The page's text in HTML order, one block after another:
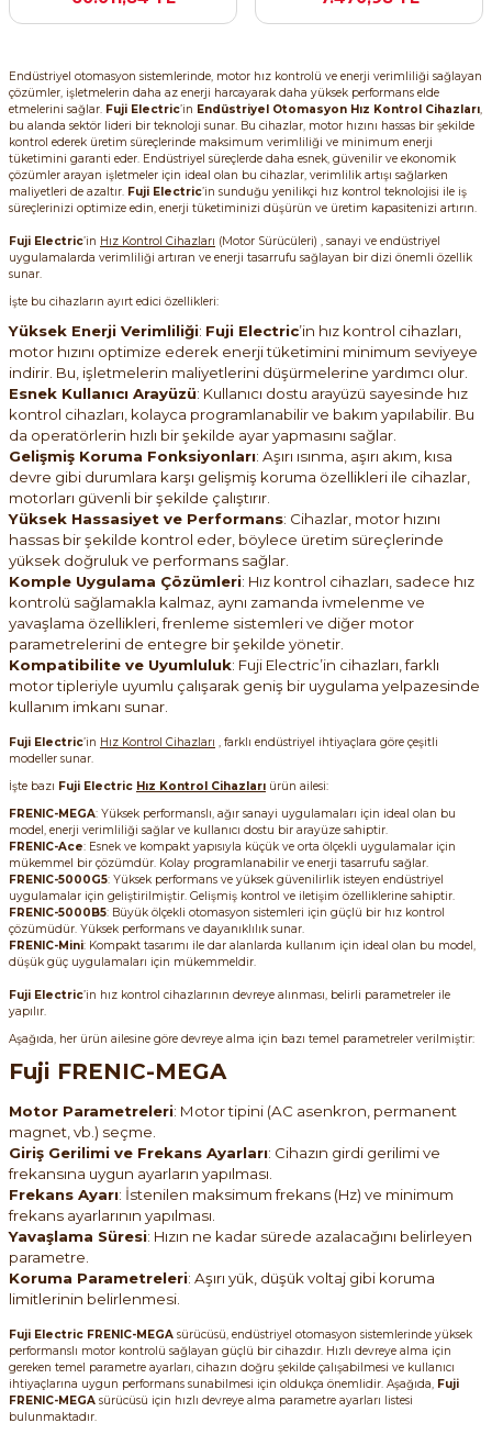
Şalterleri
Yol Vericiler
Pako Şalterler
SIMATIC SAFETY
SIMATIC TIA PORTAL HMI Yazılımları
SIMATIC Yazılım Paketleri
SIMOTION Hareket Kontrol Üniteleri
SIRIUS SAFETY
Endüstriyel otomasyon sistemlerinde, motor hız kontrolü ve enerji verimliliği sağlayan
çözümler, işletmelerin daha az enerji harcayarak daha yüksek performans elde
etmelerini sağlar. Fuji Electric’in Endüstriyel Otomasyon Hız Kontrol Cihazları,
bu alanda sektör lideri bir teknoloji sunar. Bu cihazlar, motor hızını hassas bir şekilde
kontrol ederek üretim süreçlerinde maksimum verimliliği ve minimum enerji
tüketimini garanti eder. Endüstriyel süreçlerde daha esnek, güvenilir ve ekonomik
çözümler arayan işletmeler için ideal olan bu cihazlar, verimlilik artışı sağlarken
maliyetleri de azaltır. Fuji Electric’in sunduğu yenilikçi hız kontrol teknolojisi ile iş
süreçlerinizi optimize edin, enerji tüketiminizi düşürün ve üretim kapasitenizi artırın.
Fuji Electric’in Hız Kontrol Cihazları (Motor Sürücüleri) , sanayi ve endüstriyel
uygulamalarda verimliliği artıran ve enerji tasarrufu sağlayan bir dizi önemli özellik
sunar.
İşte bu cihazların ayırt edici özellikleri:
Yüksek Enerji Verimliliği: Fuji Electric’in hız kontrol cihazları,
motor hızını optimize ederek enerji tüketimini minimum seviyeye
indirir. Bu, işletmelerin maliyetlerini düşürmelerine yardımcı olur.
Esnek Kullanıcı Arayüzü: Kullanıcı dostu arayüzü sayesinde hız
kontrol cihazları, kolayca programlanabilir ve bakım yapılabilir. Bu
da operatörlerin hızlı bir şekilde ayar yapmasını sağlar.
Gelişmiş Koruma Fonksiyonları: Aşırı ısınma, aşırı akım, kısa
devre gibi durumlara karşı gelişmiş koruma özellikleri ile cihazlar,
motorları güvenli bir şekilde çalıştırır.
Yüksek Hassasiyet ve Performans: Cihazlar, motor hızını
hassas bir şekilde kontrol eder, böylece üretim süreçlerinde
yüksek doğruluk ve performans sağlar.
Komple Uygulama Çözümleri: Hız kontrol cihazları, sadece hız
kontrolü sağlamakla kalmaz, aynı zamanda ivmelenme ve
yavaşlama özellikleri, frenleme sistemleri ve diğer motor
parametrelerini de entegre bir şekilde yönetir.
Kompatibilite ve Uyumluluk: Fuji Electric’in cihazları, farklı
motor tipleriyle uyumlu çalışarak geniş bir uygulama yelpazesinde
kullanım imkanı sunar.
Fuji Electric’in Hız Kontrol Cihazları , farklı endüstriyel ihtiyaçlara göre çeşitli
modeller sunar.
İşte bazı Fuji Electric Hız Kontrol Cihazları ürün ailesi:
FRENIC-MEGA: Yüksek performanslı, ağır sanayi uygulamaları için ideal olan bu
model, enerji verimliliği sağlar ve kullanıcı dostu bir arayüze sahiptir.
FRENIC-Ace: Esnek ve kompakt yapısıyla küçük ve orta ölçekli uygulamalar için
mükemmel bir çözümdür. Kolay programlanabilir ve enerji tasarrufu sağlar.
FRENIC-5000G5: Yüksek performans ve yüksek güvenilirlik isteyen endüstriyel
uygulamalar için geliştirilmiştir. Gelişmiş kontrol ve iletişim özelliklerine sahiptir.
FRENIC-5000B5: Büyük ölçekli otomasyon sistemleri için güçlü bir hız kontrol
çözümüdür. Yüksek performans ve dayanıklılık sunar.
FRENIC-Mini: Kompakt tasarımı ile dar alanlarda kullanım için ideal olan bu model,
düşük güç uygulamaları için mükemmeldir.
Fuji Electric’in hız kontrol cihazlarının devreye alınması, belirli parametreler ile
yapılır.
Aşağıda, her ürün ailesine göre devreye alma için bazı temel parametreler verilmiştir:
Fuji FRENIC-MEGA
Motor Parametreleri: Motor tipini (AC asenkron, permanent
magnet, vb.) seçme.
Giriş Gerilimi ve Frekans Ayarları: Cihazın girdi gerilimi ve
frekansına uygun ayarların yapılması.
Frekans Ayarı: İstenilen maksimum frekans (Hz) ve minimum
frekans ayarlarının yapılması.
Yavaşlama Süresi: Hızın ne kadar sürede azalacağını belirleyen
parametre.
Koruma Parametreleri: Aşırı yük, düşük voltaj gibi koruma
limitlerinin belirlenmesi.
Fuji Electric FRENIC-MEGA sürücüsü, endüstriyel otomasyon sistemlerinde yüksek
performanslı motor kontrolü sağlayan güçlü bir cihazdır. Hızlı devreye alma için
gereken temel parametre ayarları, cihazın doğru şekilde çalışabilmesi ve kullanıcı
ihtiyaçlarına uygun performans sunabilmesi için oldukça önemlidir. Aşağıda, Fuji
FRENIC-MEGA sürücüsü için hızlı devreye alma parametre ayarları listesi
bulunmaktadır.